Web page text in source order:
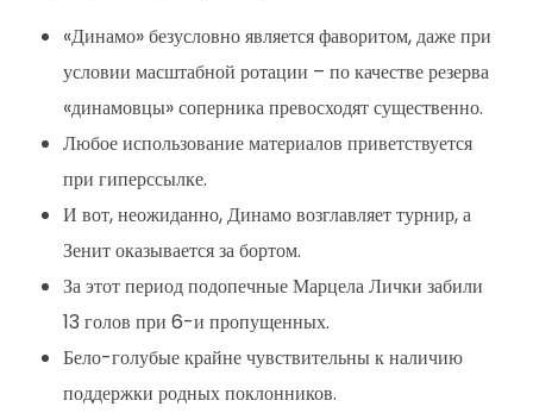
«Динамо» безусловно является фаворитом, даже при
условии масштабной ротации – по качестве резерва
«динамовцы» соперника превосходят существенно.
Любое использование материалов приветствуется
при гиперссылке.
И вот, неожиданно, Динамо возглавляет турнир, а
Зенит оказывается за бортом.
За этот период подопечные Марцела Лички забили
13 голов при 6-и пропущенных.
Бело-голубые крайне чувствительны к наличию
поддержки родных поклонников.